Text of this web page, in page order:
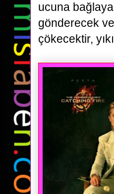
ucuna
gönderecek
çökecektir,